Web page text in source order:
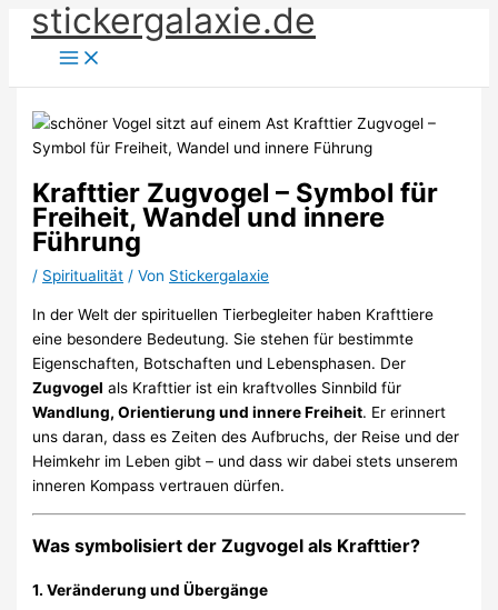
Zum
Inhalt
springen
stickergalaxie.de
Krafttier Zugvogel – Symbol für
Freiheit, Wandel und innere
Führung
/ Spiritualität / Von Stickergalaxie
In der Welt der spirituellen Tierbegleiter haben Krafttiere
eine besondere Bedeutung. Sie stehen für bestimmte
Eigenschaften, Botschaften und Lebensphasen. Der
Zugvogel als Krafttier ist ein kraftvolles Sinnbild für
Wandlung, Orientierung und innere Freiheit. Er erinnert
uns daran, dass es Zeiten des Aufbruchs, der Reise und der
Heimkehr im Leben gibt – und dass wir dabei stets unserem
inneren Kompass vertrauen dürfen.
Was symbolisiert der Zugvogel als Krafttier?
1. Veränderung und Übergänge